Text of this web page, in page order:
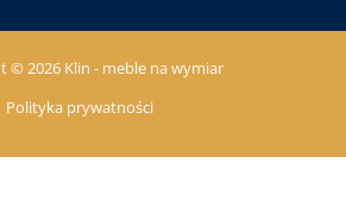
© 2026 Klin - meble na wymiar
Polityka prywatności